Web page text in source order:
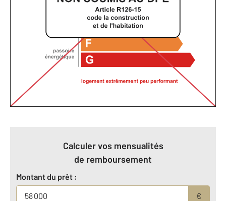
Calculer vos mensualités
de remboursement
Montant du prêt :
€